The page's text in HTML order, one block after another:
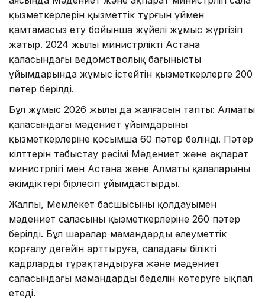
қызметкерлерін қызметтік тұрғын үймен
қамтамасыз ету бойынша жүйелі жұмыс жүргізіп
жатыр. 2024 жылы министрліктің Астана
қаласындағы ведомстволық бағынысты
ұйымдарында жұмыс істейтін қызметкерлерге 200
пәтер берілді.
Бұл жұмыс 2026 жылы да жалғасын тапты: Алматы
қаласындағы мәдениет ұйымдарының
қызметкерлеріне қосымша 60 пәтер бөлінді. Пәтер
кілттерін табыстау рәсімі Мәдениет және ақпарат
министрлігі мен Астана және Алматы қалаларының
әкімдіктері бірлесіп ұйымдастырды.
Жалпы, Мемлекет басшысының қолдауымен
мәдениет саласының қызметкерлеріне 260 пәтер
берілді. Бұл шаралар мамандардың әлеуметтік
қорғалу деңгейін арттыруға, саладағы білікті
кадрларды тұрақтандыруға және мәдениет
саласындағы мамандардың беделін көтеруге ықпал
етеді.